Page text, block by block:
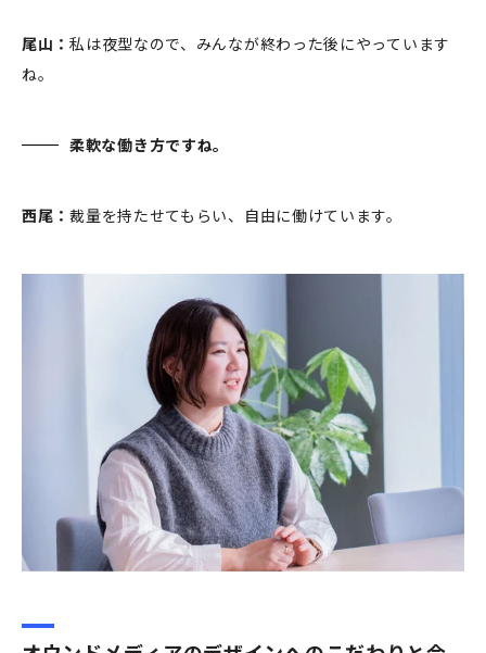
尾山：私は夜型なので、みんなが終わった後にやっています
ね。
柔軟な働き方ですね。
西尾：裁量を持たせてもらい、自由に働けています。